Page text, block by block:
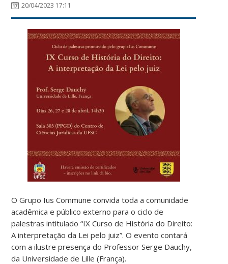
20/04/2023 17:11
O Grupo Ius Commune convida toda a comunidade
acadêmica e público externo para o ciclo de
palestras intitulado “IX Curso de História do Direito:
A interpretação da Lei pelo juiz”. O evento contará
com a ilustre presença do Professor Serge Dauchy,
da Universidade de Lille (França).